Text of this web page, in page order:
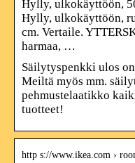
Hylly, ulkokäyttöön,
Hylly, ulkokäyttöön,
cm. Vertaile.
harmaa, …
Säilytyspenkki ulos
Meiltä myös mm.
pehmustelaatikko
tuotteet!
http s://www.ikea.com ›